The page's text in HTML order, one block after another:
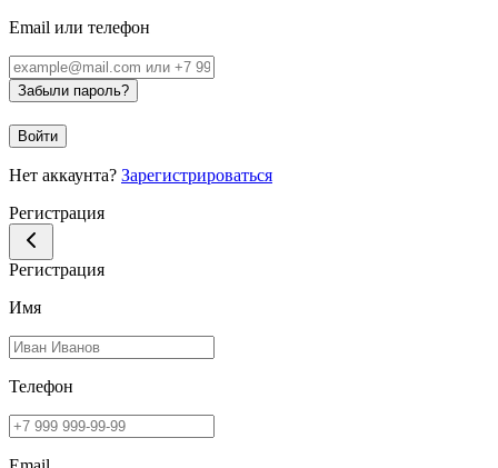
Email или телефон
Забыли пароль?
Войти
Нет аккаунта? Зарегистрироваться
Регистрация
Регистрация
Имя
Телефон